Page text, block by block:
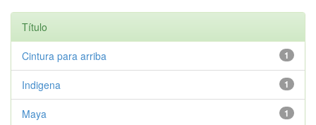
Título
1
Cintura para arriba
1
Indigena
1
Maya